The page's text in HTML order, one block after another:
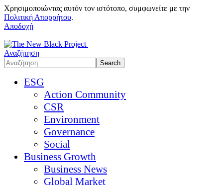
Χρησιμοποιώντας αυτόν τον ιστότοπο, συμφωνείτε με την
Πολιτική Απορρήτου.
Αποδοχή
Αναζήτηση
ESG
Action Community
CSR
Environment
Governance
Social
Business Growth
Business News
Global Market